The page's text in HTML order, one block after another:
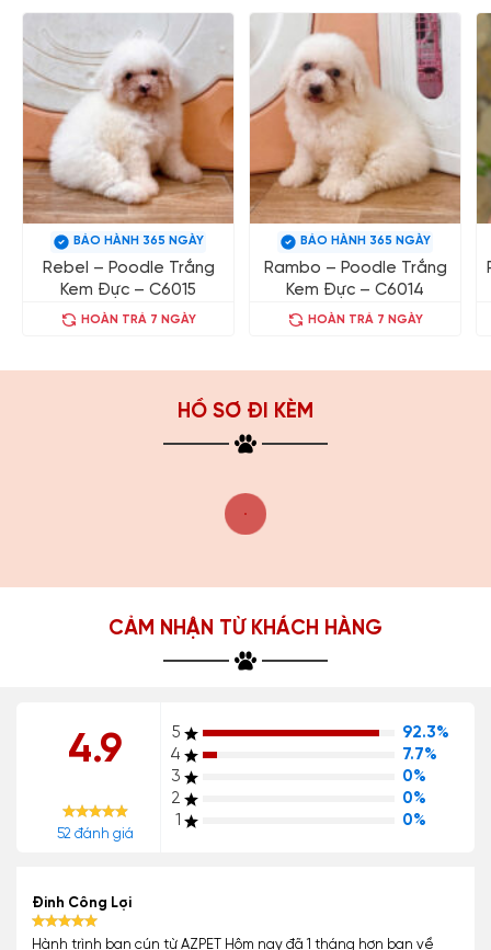
BẢO HÀNH 365 NGÀY
Rebel – Poodle Trắng
Kem Đực – C6015
HOÀN TRẢ 7 NGÀY
BẢO HÀNH 365 NGÀY
Rambo – Poodle Trắng
Kem Đực – C6014
HOÀN TRẢ 7 NGÀY
HỒ SƠ ĐI KÈM
CẢM NHẬN TỪ KHÁCH HÀNG
4.9
52 đánh giá
5
92.3%
4
7.7%
3
0%
2
0%
1
0%
Đinh Công Lợi
Hành trình bạn cún từ AZPET Hôm nay đã 1 tháng hơn bạn về